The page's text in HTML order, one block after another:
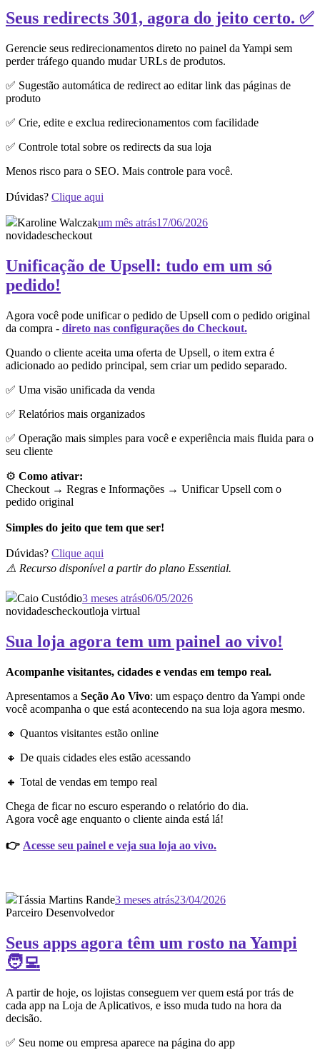
Seus redirects 301, agora do jeito certo. ✅
Gerencie seus redirecionamentos direto no painel da Yampi sem
perder tráfego quando mudar URLs de produtos.
✅ Sugestão automática de redirect ao editar link das páginas de
produto
✅ Crie, edite e exclua redirecionamentos com facilidade
✅ Controle total sobre os redirects da sua loja
Menos risco para o SEO. Mais controle para você.
Dúvidas? Clique aqui
Karoline Walczakum mês atrás17/06/2026
novidadescheckout
Unificação de Upsell: tudo em um só
pedido!
Agora você pode unificar o pedido de Upsell com o pedido original
da compra - direto nas configurações do Checkout.
Quando o cliente aceita uma oferta de Upsell, o item extra é
adicionado ao pedido principal, sem criar um pedido separado.
✅ Uma visão unificada da venda
✅ Relatórios mais organizados
✅ Operação mais simples para você e experiência mais fluida para o
seu cliente
⚙️ Como ativar:
Checkout → Regras e Informações → Unificar Upsell com o
pedido original
Simples do jeito que tem que ser!
Dúvidas? Clique aqui
⚠️ Recurso disponível a partir do plano Essential.
Caio Custódio3 meses atrás06/05/2026
novidadescheckoutloja virtual
Sua loja agora tem um painel ao vivo!
Acompanhe visitantes, cidades e vendas em tempo real.
Apresentamos a Seção Ao Vivo: um espaço dentro da Yampi onde
você acompanha o que está acontecendo na sua loja agora mesmo.
🔸 Quantos visitantes estão online
🔸 De quais cidades eles estão acessando
🔸 Total de vendas em tempo real
Chega de ficar no escuro esperando o relatório do dia.
Agora você age enquanto o cliente ainda está lá!
👉 Acesse seu painel e veja sua loja ao vivo.
Tássia Martins Rande3 meses atrás23/04/2026
Parceiro Desenvolvedor
Seus apps agora têm um rosto na Yampi
🧑‍💻
A partir de hoje, os lojistas conseguem ver quem está por trás de
cada app na Loja de Aplicativos, e isso muda tudo na hora da
decisão.
✅ Seu nome ou empresa aparece na página do app